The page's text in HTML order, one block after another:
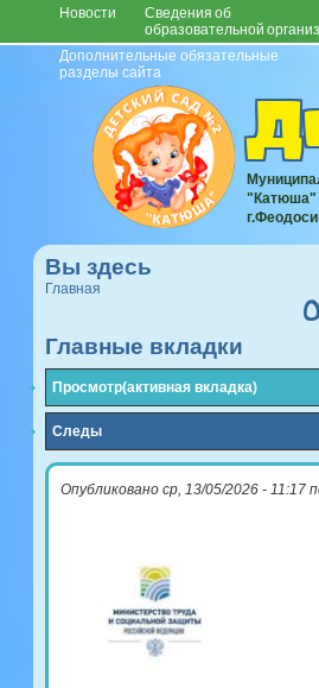
Новости
Сведения об
образовательной
Дополнительные обязательные
разделы сайта
"Катюша"
Вы здесь
Главная
Главные вкладки
Просмотр(активная вкладка)
Следы
Опубликовано ср, 13/05/2026 - 11:17